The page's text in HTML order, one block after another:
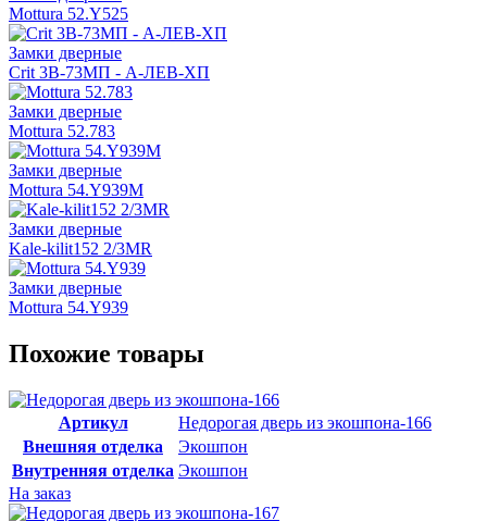
Mottura 52.Y525
Замки дверные
Crit 3В-73МП - А-ЛЕВ-ХП
Замки дверные
Mottura 52.783
Замки дверные
Mottura 54.Y939M
Замки дверные
Kale-kilit152 2/3MR
Замки дверные
Mottura 54.Y939
Похожие товары
Артикул
Недорогая дверь из экошпона-166
Внешняя отделка
Экошпон
Внутренняя отделка Экошпон
На заказ